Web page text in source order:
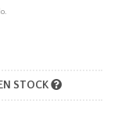
EN STOCK